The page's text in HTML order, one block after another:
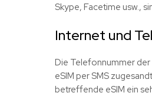
Skype, Facetime usw.,
Internet und
Die Telefonnummer der
eSIM per SMS
betreffende eSIM ein